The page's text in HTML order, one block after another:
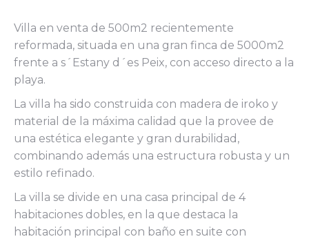
Villa en venta de 500m2 recientemente
reformada, situada en una gran finca de 5000m2
frente a s´Estany d´es Peix, con acceso directo a la
playa.
La villa ha sido construida con madera de iroko y
material de la máxima calidad que la provee de
una estética elegante y gran durabilidad,
combinando además una estructura robusta y un
estilo refinado.
La villa se divide en una casa principal de 4
habitaciones dobles, en la que destaca la
habitación principal con baño en suite con